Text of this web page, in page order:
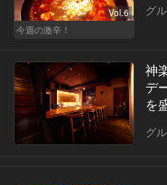
Vol.6
今週の激辛！
グ
神
デ
を
グ